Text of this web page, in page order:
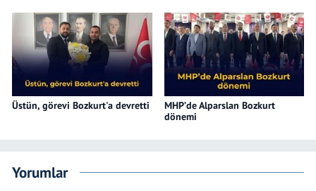
Üstün, görevi Bozkurt'a devretti
MHP’de Alparslan Bozkurt
dönemi
Yorumlar